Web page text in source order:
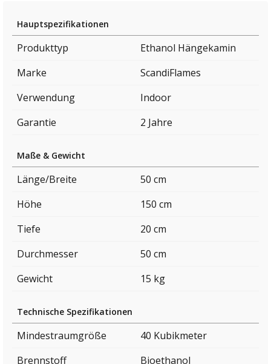
Hauptspezifikationen
Produkttyp
Ethanol Hängekamin
Marke
ScandiFlames
Verwendung
Indoor
Garantie
2 Jahre
Maße & Gewicht
Länge/Breite
50 cm
Höhe
150 cm
Tiefe
20 cm
Durchmesser
50 cm
Gewicht
15 kg
Technische Spezifikationen
Mindestraumgröße
40 Kubikmeter
Brennstoff
Bioethanol